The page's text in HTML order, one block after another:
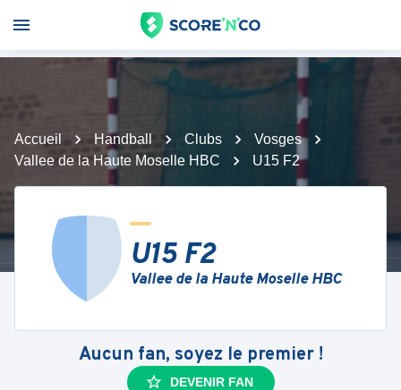
Accueil Handball Clubs
Vosges
Vallee de la Haute Moselle HBC
U15 F2
U15 F2
Vallee de la Haute Moselle HBC
Aucun fan, soyez le premier !
DEVENIR FAN